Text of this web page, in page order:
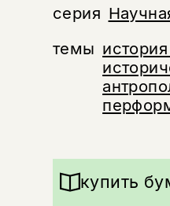
серия
темы
купить